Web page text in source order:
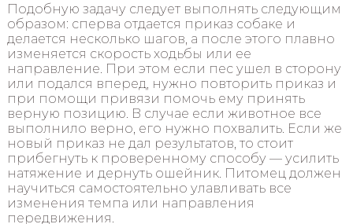
Подобную задачу следует выполнять следующим
образом: сперва отдается приказ собаке и
делается несколько шагов, а после этого плавно
изменяется скорость ходьбы или ее
направление. При этом если пес ушел в сторону
или подался вперед, нужно повторить приказ и
при помощи привязи помочь ему принять
верную позицию. В случае если животное все
выполнило верно, его нужно похвалить. Если же
новый приказ не дал результатов, то стоит
прибегнуть к проверенному способу — усилить
натяжение и дернуть ошейник. Питомец должен
научиться самостоятельно улавливать все
изменения темпа или направления
передвижения.